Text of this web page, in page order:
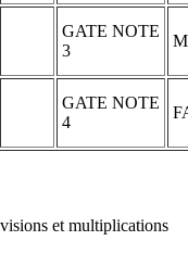
GATE NOTE
3
GATE NOTE
4
et multiplications